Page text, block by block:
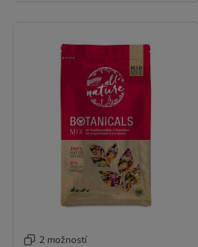
2 možností